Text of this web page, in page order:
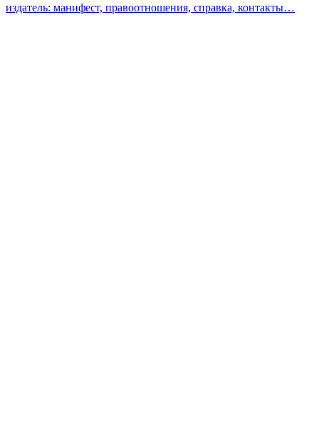
издатель: манифест, правоотношения, справка, контакты…